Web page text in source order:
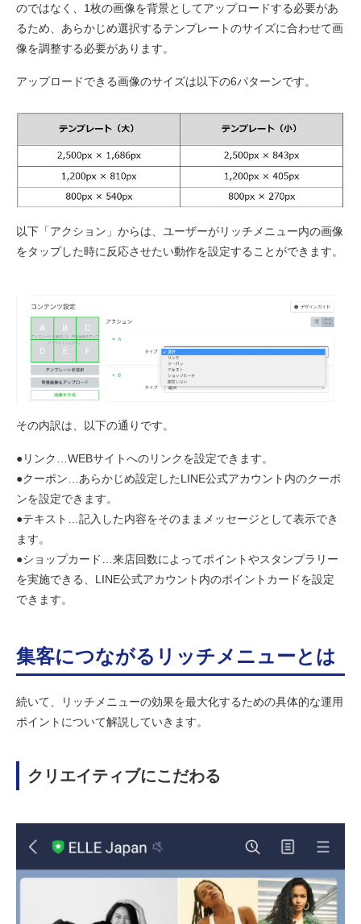
のではなく、1枚の画像を背景としてアップロードする必要があ
るため、あらかじめ選択するテンプレートのサイズに合わせて画
像を調整する必要があります。
アップロードできる画像のサイズは以下の6パターンです。
以下「アクション」からは、ユーザーがリッチメニュー内の画像
をタップした時に反応させたい動作を設定することができます。
その内訳は、以下の通りです。
●リンク…WEBサイトへのリンクを設定できます。
●クーポン…あらかじめ設定したLINE公式アカウント内のクーポ
ンを設定できます。
●テキスト…記入した内容をそのままメッセージとして表示でき
ます。
●ショップカード…来店回数によってポイントやスタンプラリー
を実施できる、LINE公式アカウント内のポイントカードを設定
できます。
集客につながるリッチメニューとは
続いて、リッチメニューの効果を最大化するための具体的な運用
ポイントについて解説していきます。
クリエイティブにこだわる